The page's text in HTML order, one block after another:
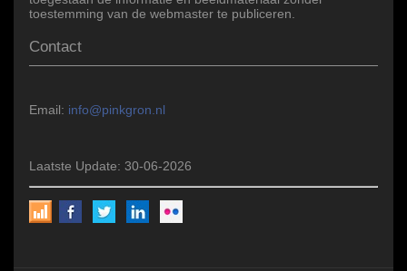
toestemming van de webmaster te publiceren.
Contact
Email: info@pinkgron.nl
Laatste Update: 30-06-2026